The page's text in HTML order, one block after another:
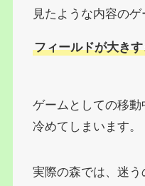
見たような内容のゲ
フィールドが大き
ゲームとしての移
冷めてしまいます。
実際の森では、迷う